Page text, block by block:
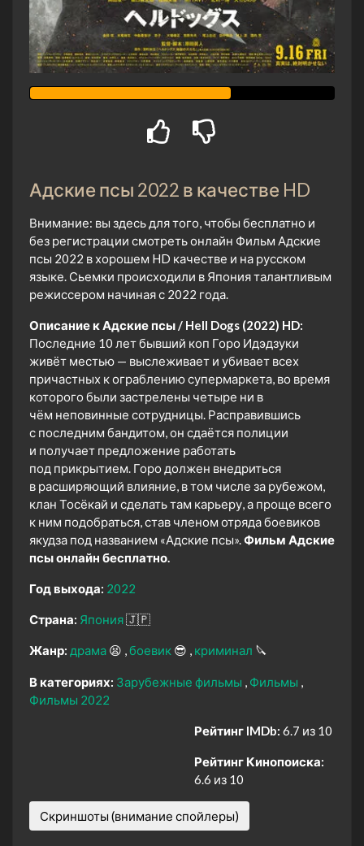
Адские псы 2022 в качестве HD
Внимание: вы здесь для того, чтобы бесплатно и
без регистрации смотреть онлайн Фильм Адские
псы 2022 в хорошем HD качестве и на русском
языке. Сьемки происходили в Япония талантливым
режиссером начиная с 2022 года.
Описание к Адские псы / Hell Dogs (2022) HD:
Последние 10 лет бывший коп Горо Идэдзуки
живёт местью — выслеживает и убивает всех
причастных к ограблению супермаркета, во время
которого были застрелены четыре ни в
чём неповинные сотрудницы. Расправившись
с последним бандитом, он сдаётся полиции
и получает предложение работать
под прикрытием. Горо должен внедриться
в расширяющий влияние, в том числе за рубежом,
клан Тосёкай и сделать там карьеру, а проще всего
к ним подобраться, став членом отряда боевиков
якудза под названием «Адские псы». Фильм Адские
псы онлайн бесплатно.
Год выхода: 2022
Страна: Япония🇯🇵
Жанр: драма 😫 боевик 😎 криминал 🔪
В категориях: Зарубежные фильмы
Фильмы
Фильмы 2022
Рейтинг IMDb: 6.7 из 10
Рейтинг Кинопоиска:
6.6 из 10
Скриншоты (внимание спойлеры)